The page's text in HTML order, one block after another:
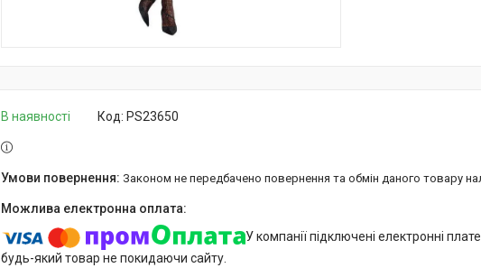
В наявності Код: PS23650
Законом не передбачено повернення та обмін даного товару
У компанії підключені електронні
будь-який товар не покидаючи сайту.